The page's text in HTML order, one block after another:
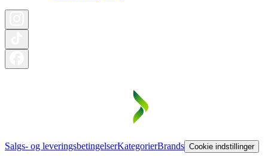
Salgs- og leveringsbetingelserKategorierBrands Cookie indstillinger